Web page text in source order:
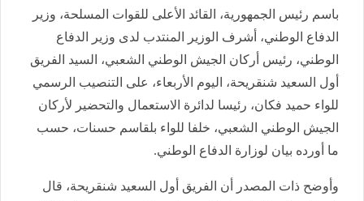
باسم رئيس الجمهورية، القائد الأعلى للقوات المسلحة، وزير
الدفاع الوطني، أشرف الوزير المنتدب لدى وزير الدفاع
الوطني، رئيس أركان الجيش الوطني الشعبي، السيد الفريق
أول السعيد شنقريحة، اليوم الأربعاء، على التنصيب الرسمي
للواء حميد فكان، رئيسا لدائرة الاستعمال والتحضير لأركان
الجيش الوطني الشعبي، خلفا للواء بلقاسم حسنات، حسب
ما أورده بيان لوزارة الدفاع الوطني.
وأوضح ذات المصدر أن الفريق أول السعيد شنقريحة، قال